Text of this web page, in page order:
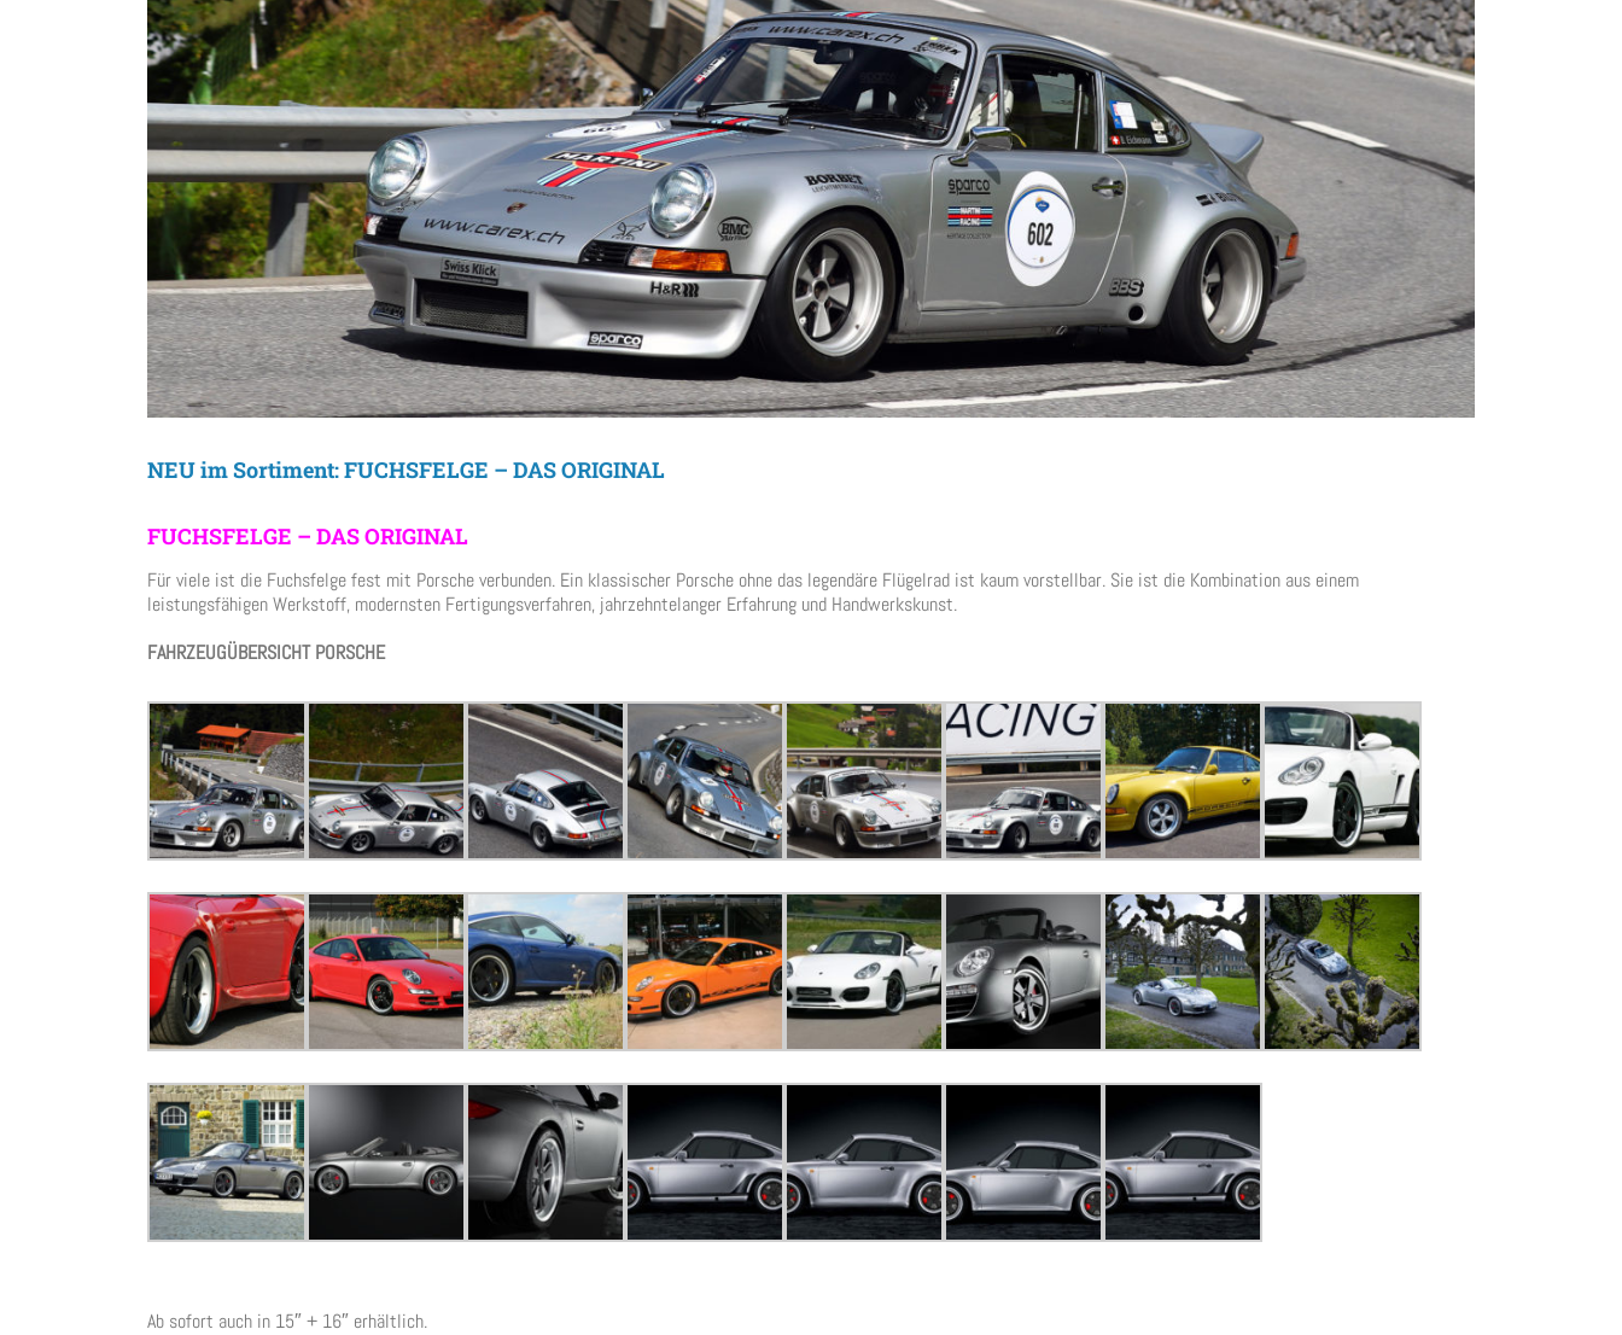
Larger
Image
NEU im Sortiment: FUCHSFELGE – DAS ORIGINAL
FUCHSFELGE – DAS ORIGINAL
Für viele ist die Fuchsfelge fest mit Porsche verbunden. Ein klassischer Porsche ohne das legendäre Flügelrad ist kaum vorstellbar. Sie ist die Kombination aus einem
leistungsfähigen Werkstoff, modernsten Fertigungsverfahren, jahrzehntelanger Erfahrung und Handwerkskunst.
FAHRZEUGÜBERSICHT PORSCHE
Ab sofort auch in 15″ + 16″ erhältlich.